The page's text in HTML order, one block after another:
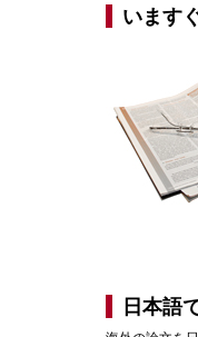
います
日本語